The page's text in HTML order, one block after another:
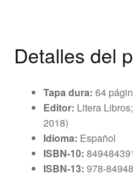
Detalles del
Tapa dura: 64
Editor: Litera
2018)
Idioma: Español
ISBN-10:
ISBN-13: 978-